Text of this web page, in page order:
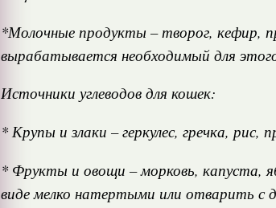
*Молочные продукты – творог, кефир,
вырабатывается необходимый для
Источники углеводов для кошек:
* Крупы и злаки – геркулес, гречка, рис,
* Фрукты и овощи – морковь, капуста,
виде мелко натертыми или отварить с